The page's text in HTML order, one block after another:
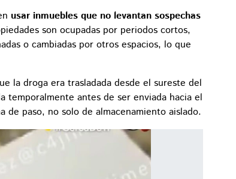
usar inmuebles que no levantan sospechas
son ocupadas por periodos cortos,
o cambiadas por otros espacios, lo que
la droga era trasladada desde el sureste del
temporalmente antes de ser enviada hacia el
paso, no solo de almacenamiento aislado.